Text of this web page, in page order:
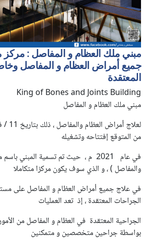
مبني ملك العظام و المفاصل : مركز
جميع أمراض العظام و المفاصل
المعتقدة
King of Bones and Joints Building
مبني ملك العظام و المفاصل
من المتوقع إفتتاحه وتشغيله
في عام 2021 م ، حيث تم تسمية المبني
والمفاصل ) ، و الذي سوف يكون مركزا متكاملا
في علاج جميع أمراض العظام و المفاصل على
الجراحات المعتقدة ، إذ تعد العمليات
الجراحية المعتقدة في العظام و المفاصل من
بواسطة جراحين متخصصين و متمكنين